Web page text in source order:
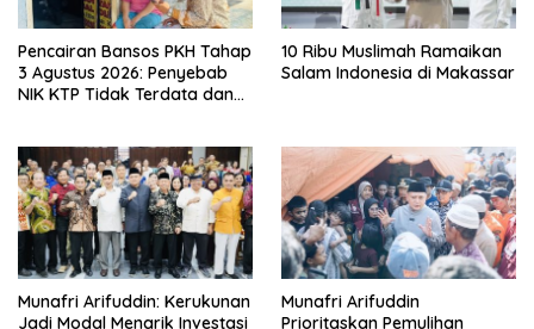
Pencairan Bansos PKH Tahap
3 Agustus 2026: Penyebab
NIK KTP Tidak Terdata dan
10 Ribu Muslimah Ramaikan
Salam Indonesia di Makassar
Munafri Arifuddin: Kerukunan
Jadi Modal Menarik Investasi
Munafri Arifuddin
Prioritaskan Pemulihan